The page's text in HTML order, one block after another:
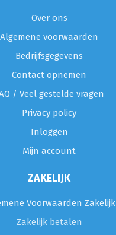
Over ons
Algemene voorwaarden
Bedrijfsgegevens
Contact opnemen
/ Veel gestelde vragen
Privacy policy
Inloggen
Mijn account
ZAKELIJK
Voorwaarden Zakelijk
Zakelijk betalen